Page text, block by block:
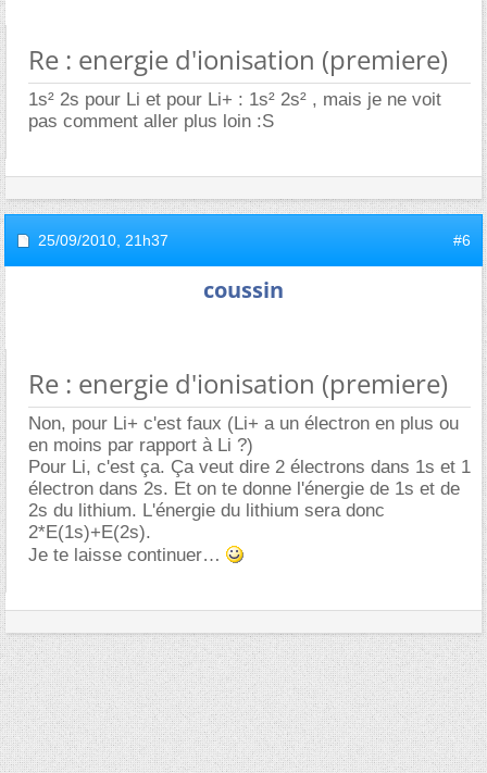
Re : energie d'ionisation (premiere)
1s² 2s pour Li et pour Li+ : 1s² 2s² , mais je ne voit
pas comment aller plus loin :S
25/09/2010, 21h37 #6
coussin
Re : energie d'ionisation (premiere)
Non, pour Li+ c'est faux (Li+ a un électron en plus ou
en moins par rapport à Li ?)
Pour Li, c'est ça. Ça veut dire 2 électrons dans 1s et 1
électron dans 2s. Et on te donne l'énergie de 1s et de
2s du lithium. L'énergie du lithium sera donc
2*E(1s)+E(2s).
Je te laisse continuer